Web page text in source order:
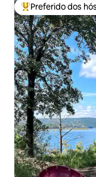
Entre os melhores
Preferido dos